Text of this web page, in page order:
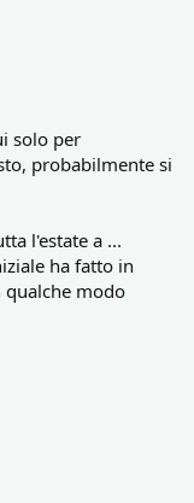
solo per
probabilmente si
l'estate a ...
ha fatto in
qualche modo